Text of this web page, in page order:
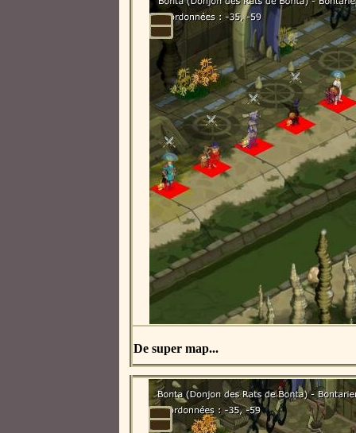
De super map...